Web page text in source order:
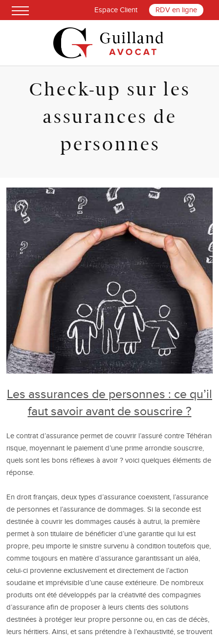
Espace Client RDV en ligne
Check-up sur les
assurances de
personnes
Les assurances de personnes : ce qu’il
faut savoir avant de souscrire ?
Le contrat d’assurance permet de couvrir l’assuré contre Téhéran
risque, moyennant le paiement d’une prime arrondie souscrire,
quels sont les bons réflexes à avoir ? voici quelques éléments de
réponse.
En droit français, deux types d’assurance coexistent, l’assurance
de personnes et l’assurance de dommages. Si la seconde est
destinée à couvrir les dommages causés à autrui, la première
permet à son titulaire de bénéficier d’une garantie qui lui est
propre, peu importe le sinistre survenu à condition toutefois que,
comme toujours en matière d’assurance garantissant un aléa,
celui-ci provienne exclusivement et directement de l’action
soudaine et imprévisible d’une cause extérieure. De nombreux
produits ont été développés par la créativité des compagnies
d’assurance afin de proposer à leurs clients des solutions
destinées à protéger leur propre personne ou, en cas de décès,
leurs héritiers. Ainsi, et sans prétendre à l’exhaustivité, se trouvent